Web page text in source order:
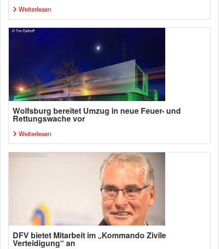
Weiterlesen
Wolfsburg bereitet Umzug in neue Feuer- und
Rettungswache vor
Weiterlesen
DFV bietet Mitarbeit im „Kommando Zivile
Verteidigung“ an